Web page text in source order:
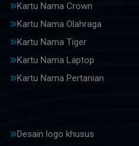
Kartu Nama Crown
Kartu Nama Olahraga
Kartu Nama Tiger
Kartu Nama Laptop
Kartu Nama Pertanian
Desain logo khusus